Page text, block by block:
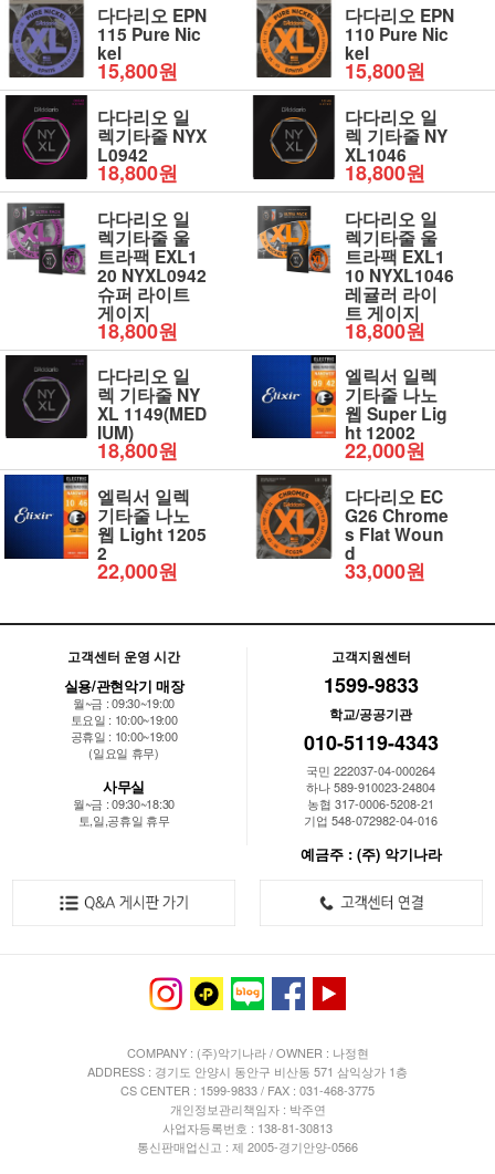
다다리오 EPN
115 Pure Nic
kel
15,800원
다다리오 EPN
110 Pure Nic
kel
15,800원
다다리오 일
렉기타줄 NYX
L0942
18,800원
다다리오 일
렉 기타줄 NY
XL1046
18,800원
다다리오 일
렉기타줄 울
트라팩 EXL1
20 NYXL0942
슈퍼 라이트
게이지
18,800원
다다리오 일
렉기타줄 울
트라팩 EXL1
10 NYXL1046
레귤러 라이
트 게이지
18,800원
다다리오 일
렉 기타줄 NY
XL 1149(MED
IUM)
18,800원
엘릭서 일렉
기타줄 나노
웹 Super Lig
ht 12002
22,000원
엘릭서 일렉
기타줄 나노
웹 Light 1205
2
22,000원
다다리오 EC
G26 Chrome
s Flat Woun
d
33,000원
고객센터 운영 시간
실용/관현악기 매장
월~금 : 09:30~19:00
토요일 : 10:00~19:00
공휴일 : 10:00~19:00
(일요일 휴무)
사무실
월~금 : 09:30~18:30
토,일,공휴일 휴무
고객지원센터
1599-9833
학교/공공기관
010-5119-4343
국민 222037-04-000264
하나 589-910023-24804
농협 317-0006-5208-21
기업 548-072982-04-016
예금주 : (주) 악기나라
COMPANY : (주)악기나라 / OWNER : 나정현
ADDRESS : 경기도 안양시 동안구 비산동 571 삼익상가 1층
CS CENTER : 1599-9833 / FAX : 031-468-3775
개인정보관리책임자 : 박주연
사업자등록번호 : 138-81-30813
통신판매업신고 : 제 2005-경기안양-0566